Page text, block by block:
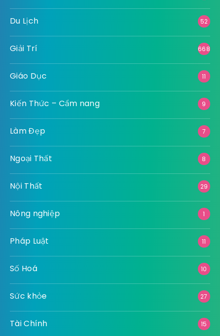
Du Lịch 52
Giải Trí 668
Giáo Dục 11
Kiến Thức – Cẩm nang 9
Làm Đẹp 7
Ngoại Thất 8
Nội Thất 29
Nông nghiệp 1
Pháp Luật 11
Số Hoá 10
Sức khỏe 27
Tài Chính 15